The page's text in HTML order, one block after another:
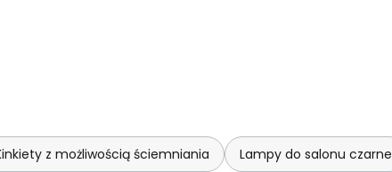
z możliwością ściemniania Lampy do salonu czarne